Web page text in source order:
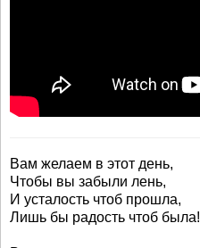
Вам желаем в этот день,
Чтобы вы забыли лень,
И усталость чтоб прошла,
Лишь бы радость чтоб была!